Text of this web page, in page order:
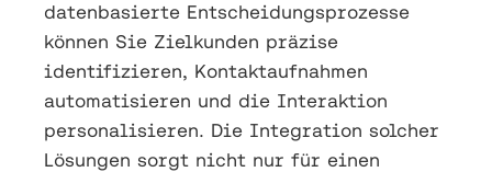
datenbasierte Entscheidungsprozesse
können Sie Zielkunden präzise
identifizieren, Kontaktaufnahmen
automatisieren und die Interaktion
personalisieren. Die Integration solcher
Lösungen sorgt nicht nur für einen